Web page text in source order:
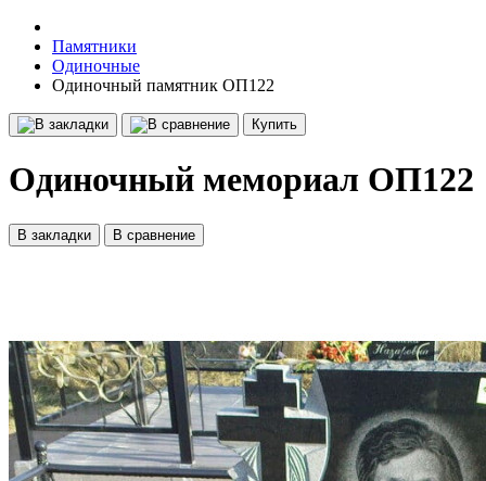
Памятники
Одиночные
Одиночный памятник ОП122
Купить
Одиночный мемориал ОП122
В закладки В сравнение